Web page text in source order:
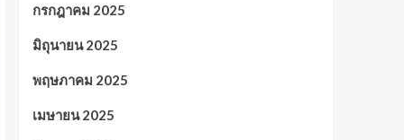
กรกฎาคม 2025
มิถุนายน 2025
พฤษภาคม 2025
เมษายน 2025